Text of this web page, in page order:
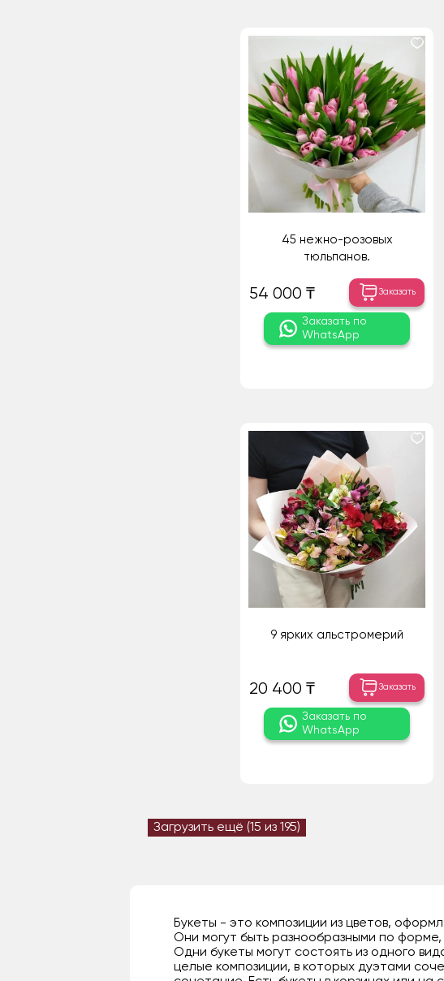
45 нежно-розовых
тюльпанов.
54 000 ₸ Заказать
Заказать по
WhatsApp
9 ярких альстромерий
20 400 ₸ Заказать
Заказать по
WhatsApp
Загрузить ещё (15 из 195)
Букеты - это композиции из цветов,
Они могут быть разнообразными по
Одни букеты могут состоять из одного
целые композиции, в которых дуэтами